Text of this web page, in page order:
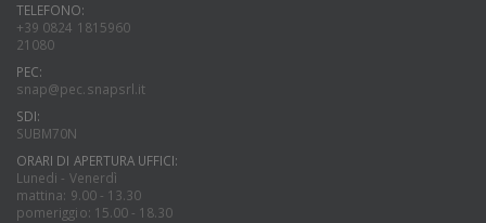
TELEFONO:
+39 0824 1815960
21080
PEC:
snap@pec.snapsrl.it
SDI:
SUBM70N
ORARI DI APERTURA UFFICI:
Lunedi - Venerdì
mattina: 9.00 - 13.30
pomeriggio: 15.00 - 18.30